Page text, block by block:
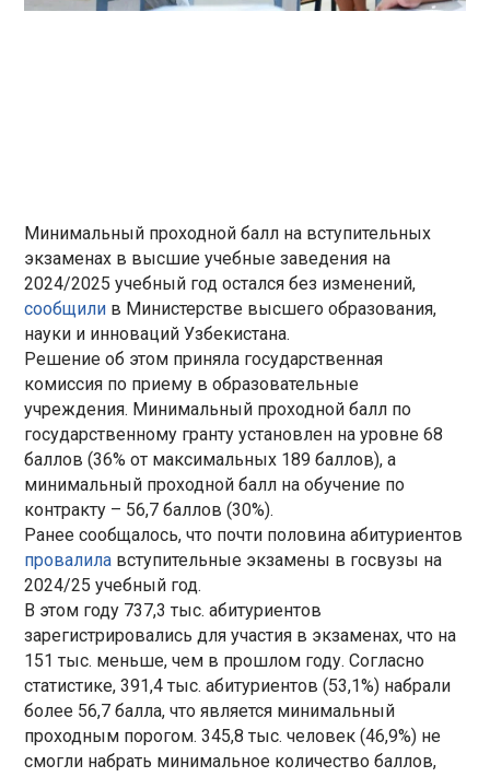
Минимальный проходной балл на вступительных
экзаменах в высшие учебные заведения на
2024/2025 учебный год остался без изменений,
сообщили в Министерстве высшего образования,
науки и инноваций Узбекистана.
Решение об этом приняла государственная
комиссия по приему в образовательные
учреждения. Минимальный проходной балл по
государственному гранту установлен на уровне 68
баллов (36% от максимальных 189 баллов), а
минимальный проходной балл на обучение по
контракту – 56,7 баллов (30%).
Ранее сообщалось, что почти половина абитуриентов
провалила вступительные экзамены в госвузы на
2024/25 учебный год.
В этом году 737,3 тыс. абитуриентов
зарегистрировались для участия в экзаменах, что на
151 тыс. меньше, чем в прошлом году. Согласно
статистике, 391,4 тыс. абитуриентов (53,1%) набрали
более 56,7 балла, что является минимальный
проходным порогом. 345,8 тыс. человек (46,9%) не
смогли набрать минимальное количество баллов,